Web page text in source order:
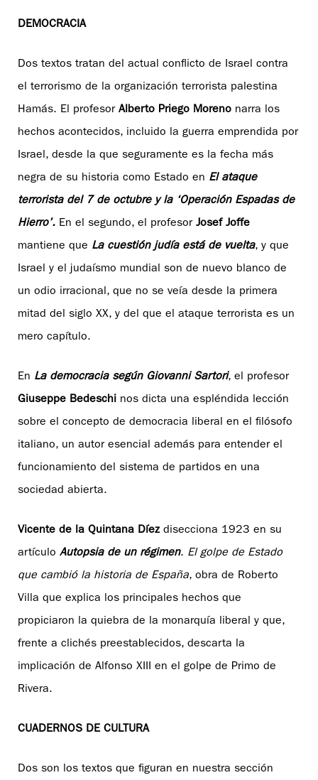
DEMOCRACIA
Dos textos tratan del actual conflicto de Israel contra
el terrorismo de la organización terrorista palestina
Hamás. El profesor Alberto Priego Moreno narra los
hechos acontecidos, incluido la guerra emprendida por
Israel, desde la que seguramente es la fecha más
negra de su historia como Estado en El ataque
terrorista del 7 de octubre y la ‘Operación Espadas de
Hierro’. En el segundo, el profesor Josef Joffe
mantiene que La cuestión judía está de vuelta, y que
Israel y el judaísmo mundial son de nuevo blanco de
un odio irracional, que no se veía desde la primera
mitad del siglo XX, y del que el ataque terrorista es un
mero capítulo.
En La democracia según Giovanni Sartori, el profesor
Giuseppe Bedeschi nos dicta una espléndida lección
sobre el concepto de democracia liberal en el filósofo
italiano, un autor esencial además para entender el
funcionamiento del sistema de partidos en una
sociedad abierta.
Vicente de la Quintana Díez disecciona 1923 en su
artículo Autopsia de un régimen. El golpe de Estado
que cambió la historia de España, obra de Roberto
Villa que explica los principales hechos que
propiciaron la quiebra de la monarquía liberal y que,
frente a clichés preestablecidos, descarta la
implicación de Alfonso XIII en el golpe de Primo de
Rivera.
CUADERNOS DE CULTURA
Dos son los textos que figuran en nuestra sección